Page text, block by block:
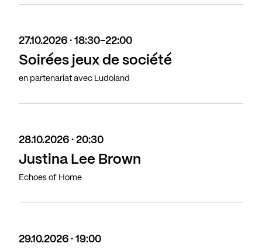
27.10.2026 · 18:30-22:00
Soirées jeux de société
en partenariat avec Ludoland
28.10.2026 · 20:30
Justina Lee Brown
Echoes of Home
29.10.2026 · 19:00